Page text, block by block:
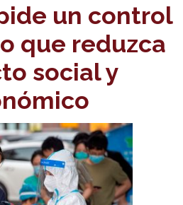
un control
que reduzca
social y